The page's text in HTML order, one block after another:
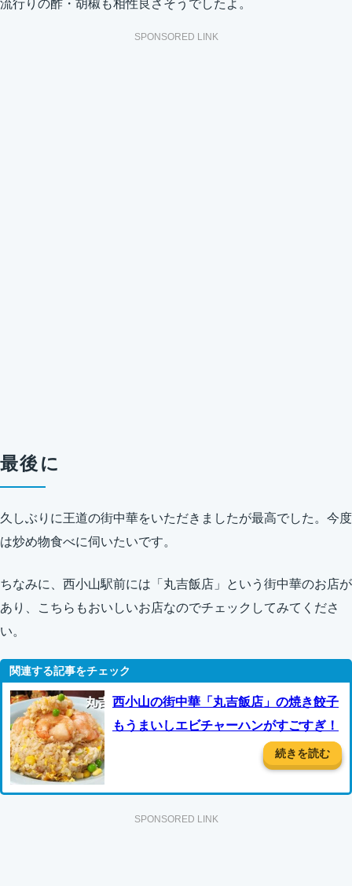
流行りの酢・胡椒も相性良さそうでしたよ。
SPONSORED LINK
最後に
久しぶりに王道の街中華をいただきましたが最高でした。今度
は炒め物食べに伺いたいです。
ちなみに、西小山駅前には「丸吉飯店」という街中華のお店が
あり、こちらもおいしいお店なのでチェックしてみてくださ
い。
西小山の街中華「丸吉飯店」の焼き餃子
もうまいしエビチャーハンがすごすぎ！
続きを読む
SPONSORED LINK